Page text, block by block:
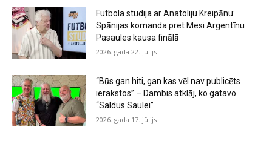
Futbola studija ar Anatoliju Kreipānu:
Spānijas komanda pret Mesi Argentīnu
Pasaules kausa finālā
2026. gada 22. jūlijs
“Būs gan hiti, gan kas vēl nav publicēts
ierakstos” – Dambis atklāj, ko gatavo
“Saldus Saulei”
2026. gada 17. jūlijs